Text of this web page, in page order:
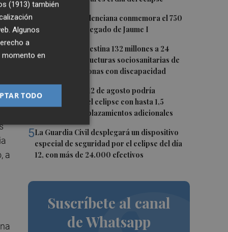
2
La Biblioteca Valenciana conmemora el 750
aniversario del legado de Jaume I
3
La Generalitat destina 132 millones a 24
nuevas infraestructuras sociosanitarias de
mayores y personas con discapacidad
4 La movilidad el 12 de agosto podría
duplicarse por el eclipse con hasta 1,5
millones de desplazamientos adicionales
5La Guardia Civil desplegará un dispositivo
especial de seguridad por el eclipse del día
12, con más de 24.000 efectivos
Suscríbete al canal
de Whatsapp
a
(1913) también
Algunos
a
momento en
TODO